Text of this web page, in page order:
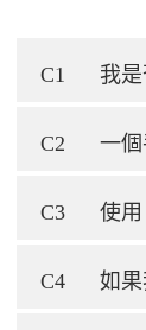
C1 我
C2 一
C3 使
C4 如